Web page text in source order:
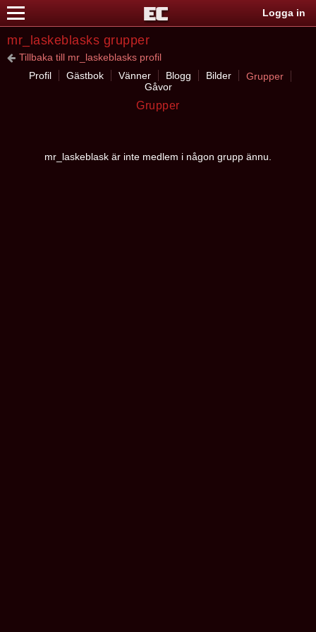
Logga in
mr_laskeblasks grupper
Tillbaka till mr_laskeblasks profil
Profil
Gästbok Vänner Blogg Bilder
Grupper
Gåvor
Grupper
mr_laskeblask är inte medlem i någon grupp ännu.